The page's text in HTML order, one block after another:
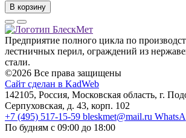
В корзину
Предприятие полного цикла по
лестничных перил, ограждений из
стали.
©2026 Все права защищены
Сайт сделан в KadWeb
142105, Россия, Московская область, г.
Серпуховская, д. 43, корп. 102
+7 (495) 517-15-59 bleskmet@mail.ru
По будням с 09:00 до 18:00